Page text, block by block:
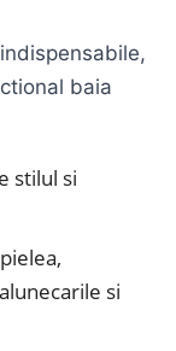
baia
stilul si
si